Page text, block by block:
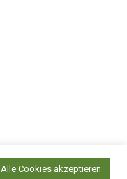
Alle Cookies akzeptieren